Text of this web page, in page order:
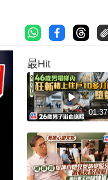
最Hit
01:37